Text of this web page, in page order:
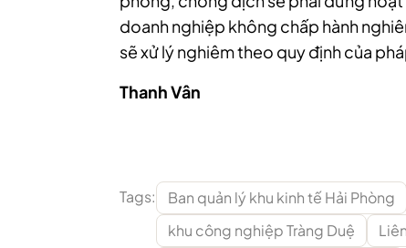
doanh nghiệp không chấp hành
sẽ xử lý nghiêm theo quy định của
Thanh Vân
Tags: Ban quản lý khu kinh tế Hải Phòng
khu công nghiệp Tràng Duệ